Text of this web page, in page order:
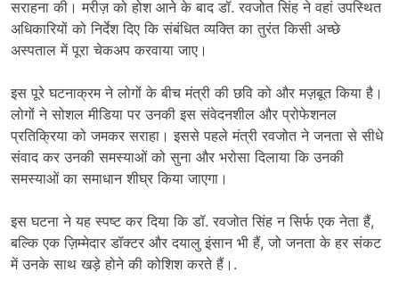
सराहना की। मरीज़ को होश आने के बाद डॉ. रवजोत सिंह ने वहां उपस्थित
अधिकारियों को निर्देश दिए कि संबंधित व्यक्ति का तुरंत किसी अच्छे
अस्पताल में पूरा चेकअप करवाया जाए।
इस पूरे घटनाक्रम ने लोगों के बीच मंत्री की छवि को और मज़बूत किया है।
लोगों ने सोशल मीडिया पर उनकी इस संवेदनशील और प्रोफेशनल
प्रतिक्रिया को जमकर सराहा। इससे पहले मंत्री रवजोत ने जनता से सीधे
संवाद कर उनकी समस्याओं को सुना और भरोसा दिलाया कि उनकी
समस्याओं का समाधान शीघ्र किया जाएगा।
इस घटना ने यह स्पष्ट कर दिया कि डॉ. रवजोत सिंह न सिर्फ एक नेता हैं,
बल्कि एक ज़िम्मेदार डॉक्टर और दयालु इंसान भी हैं, जो जनता के हर संकट
में उनके साथ खड़े होने की कोशिश करते हैं।.